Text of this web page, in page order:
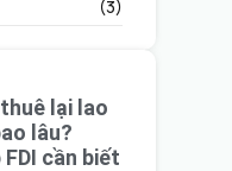
(3)
lại lao
lâu?
cần biết